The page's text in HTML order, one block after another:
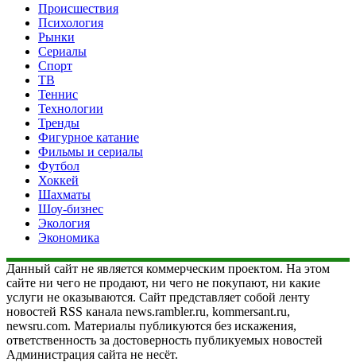
Происшествия
Психология
Рынки
Сериалы
Спорт
ТВ
Теннис
Технологии
Тренды
Фигурное катание
Фильмы и сериалы
Футбол
Хоккей
Шахматы
Шоу-бизнес
Экология
Экономика
Данный сайт не является коммерческим проектом. На этом
сайте ни чего не продают, ни чего не покупают, ни какие
услуги не оказываются. Сайт представляет собой ленту
новостей RSS канала news.rambler.ru, kommersant.ru,
newsru.com. Материалы публикуются без искажения,
ответственность за достоверность публикуемых новостей
Администрация сайта не несёт.